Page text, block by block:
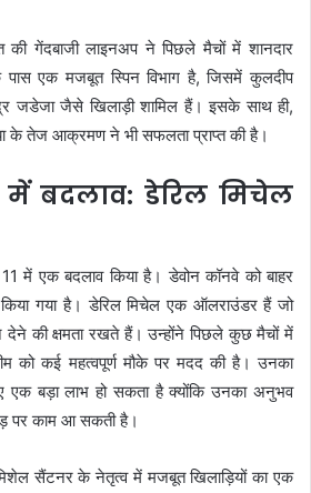
की गेंदबाजी लाइनअप ने पिछले मैचों में शानदार
पास एक मजबूत स्पिन विभाग है, जिसमें कुलदीप
जडेजा जैसे खिलाड़ी शामिल हैं। इसके साथ ही,
के तेज आक्रमण ने भी सफलता प्राप्त की है।
बदलाव: डेरिल मिचेल
में एक बदलाव किया है। डेवोन कॉनवे को बाहर
गया है। डेरिल मिचेल एक ऑलराउंडर हैं जो
देने की क्षमता रखते हैं। उन्होंने पिछले कुछ मैचों में
को कई महत्वपूर्ण मौके पर मदद की है। उनका
एक बड़ा लाभ हो सकता है क्योंकि उनका अनुभव
पर काम आ सकती है।
सैंटनर के नेतृत्व में मजबूत खिलाड़ियों का एक